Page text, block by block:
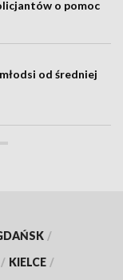
o pomoc
od średniej
/
/ KIELCE /